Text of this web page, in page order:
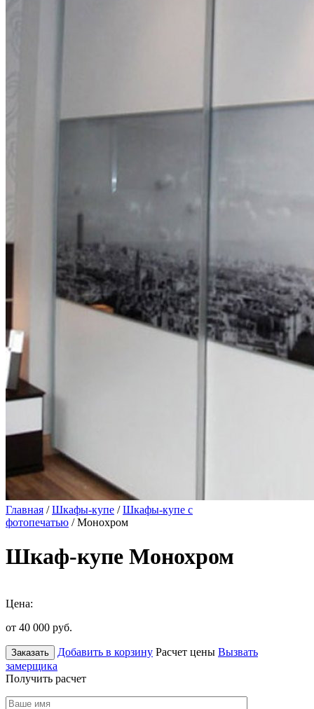
Главная /Шкафы-купе /Шкафы-купе с
фотопечатью / Монохром
Шкаф-купе Монохром
Цена:
от 40 000 руб.
Заказать Добавить в корзину Расчет цены Вызвать
замерщика
Получить расчет